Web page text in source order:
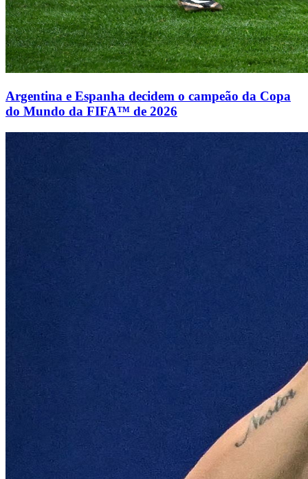
Argentina e Espanha decidem o campeão da Copa
do Mundo da FIFA™ de 2026